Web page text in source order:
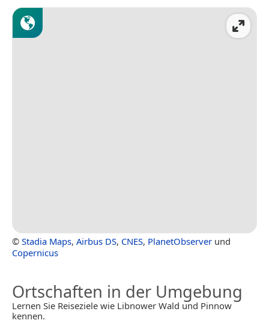
© Stadia Maps, Airbus DS, CNES, PlanetObserver und
Copernicus
Ortschaften in der Umgebung
Lernen Sie Reiseziele wie Libnower Wald und Pinnow
kennen.